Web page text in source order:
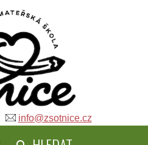
info@zsotnice.cz